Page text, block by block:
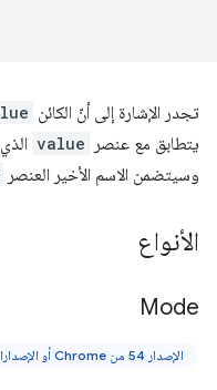
تجدر الإشارة إلى أنّ الكائن
يتطابق مع عنصر
value
وسيتضمن الاسم الأخير العنصر
الأنواع
Mode
الإصدار 54 من Chrome أو الإصدارات الأحدث